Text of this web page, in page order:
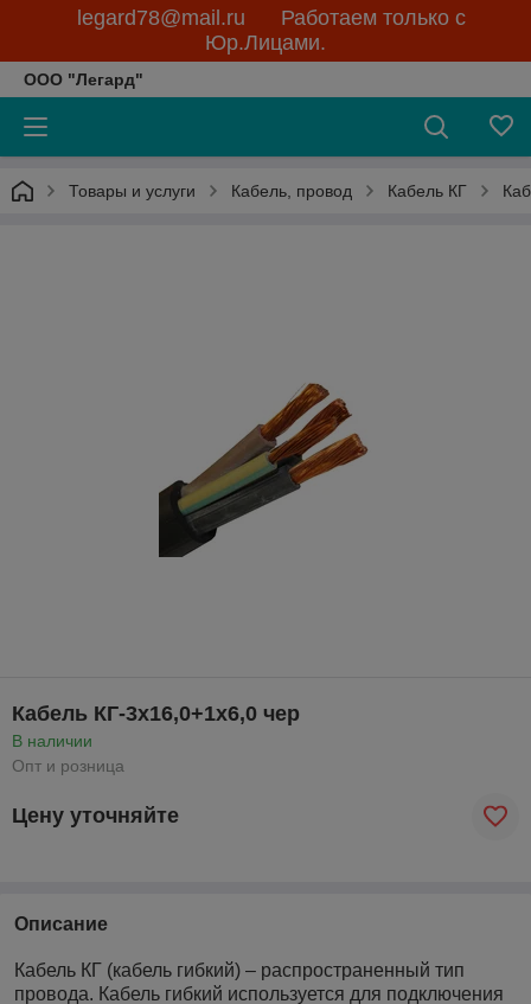
legard78@mail.ru Работаем только с
Юр.Лицами.
ООО "Легард"
Товары и услуги Кабель, провод Кабель КГ
Кабель КГ-3х16,0+1х6,0 чер
В наличии
Опт и розница
Цену уточняйте
Описание
Кабель КГ (кабель гибкий) – распространенный тип
провода. Кабель гибкий используется для подключения